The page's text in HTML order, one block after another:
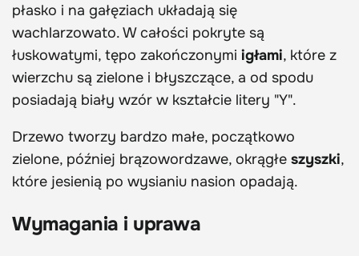
płasko i na gałęziach układają się
wachlarzowato. W całości pokryte są
łuskowatymi, tępo zakończonymi igłami, które z
wierzchu są zielone i błyszczące, a od spodu
posiadają biały wzór w kształcie litery "Y".
Drzewo tworzy bardzo małe, początkowo
zielone, później brązowordzawe, okrągłe szyszki,
które jesienią po wysianiu nasion opadają.
Wymagania i uprawa